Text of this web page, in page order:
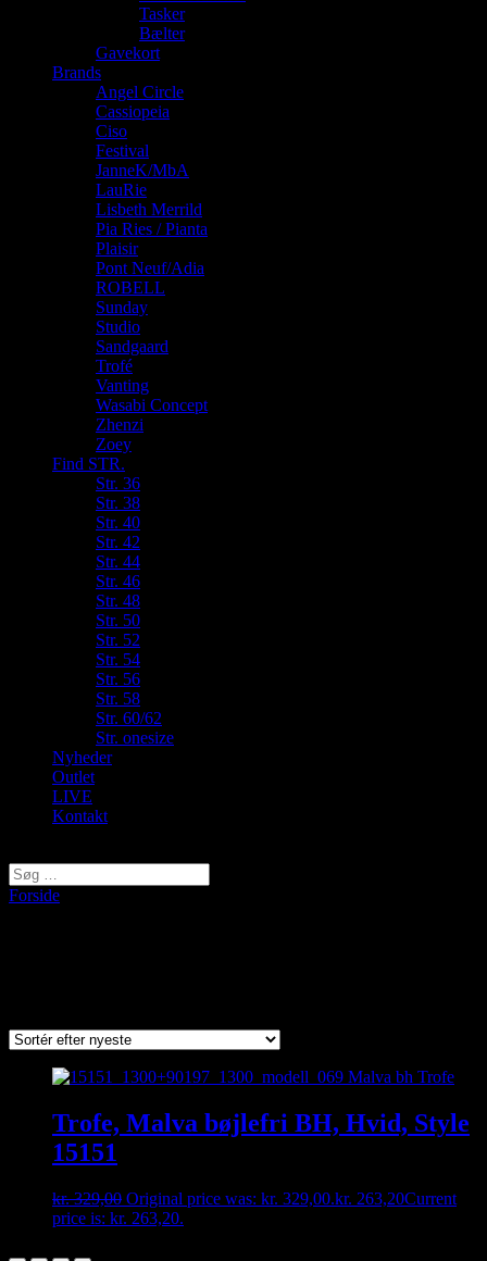
Tasker
Bælter
Gavekort
Brands
Angel Circle
Cassiopeia
Ciso
Festival
JanneK/MbA
LauRie
Lisbeth Merrild
Pia Ries / Pianta
Plaisir
Pont Neuf/Adia
ROBELL
Sunday
Studio
Sandgaard
Trofé
Vanting
Wasabi Concept
Zhenzi
Zoey
Find STR.
Str. 36
Str. 38
Str. 40
Str. 42
Str. 44
Str. 46
Str. 48
Str. 50
Str. 52
Str. 54
Str. 56
Str. 58
Str. 60/62
Str. onesize
Nyheder
Outlet
LIVE
Kontakt
Forside
Trofe, Malva bøjlefri BH, Hvid, Style
15151
kr.329,00 Original price was: kr. 329,00.kr. 263,20Current
price is: kr. 263,20.